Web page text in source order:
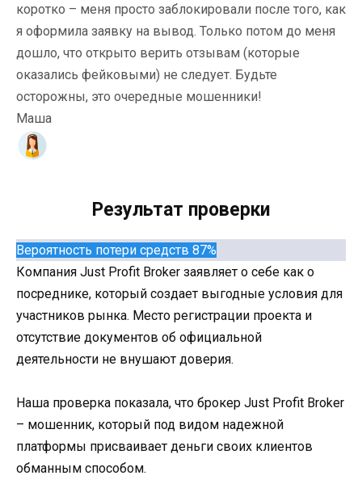
коротко – меня просто заблокировали после того, как
я оформила заявку на вывод. Только потом до меня
дошло, что открыто верить отзывам (которые
оказались фейковыми) не следует. Будьте
осторожны, это очередные мошенники!
Маша
Результат проверки
Вероятность потери средств 87%
Компания Just Profit Broker заявляет о себе как о
посреднике, который создает выгодные условия для
участников рынка. Место регистрации проекта и
отсутствие документов об официальной
деятельности не внушают доверия.
Наша проверка показала, что брокер Just Profit Broker
– мошенник, который под видом надежной
платформы присваивает деньги своих клиентов
обманным способом.